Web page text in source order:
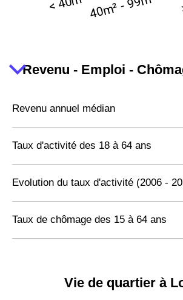
Revenu - Emploi -
Revenu annuel médian
Taux d'activité des 18 à 64 ans
Evolution du taux d'activité (2006 -
Taux de chômage des 15 à 64 ans
Vie de quartier à